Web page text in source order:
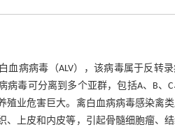
血病病毒（ALV），该病毒属于反转
病毒可分离到多个亚群，包括A、B、
殖业危害巨大。禽白血病病毒感染禽
、上皮和内皮等，引起骨髓细胞瘤、